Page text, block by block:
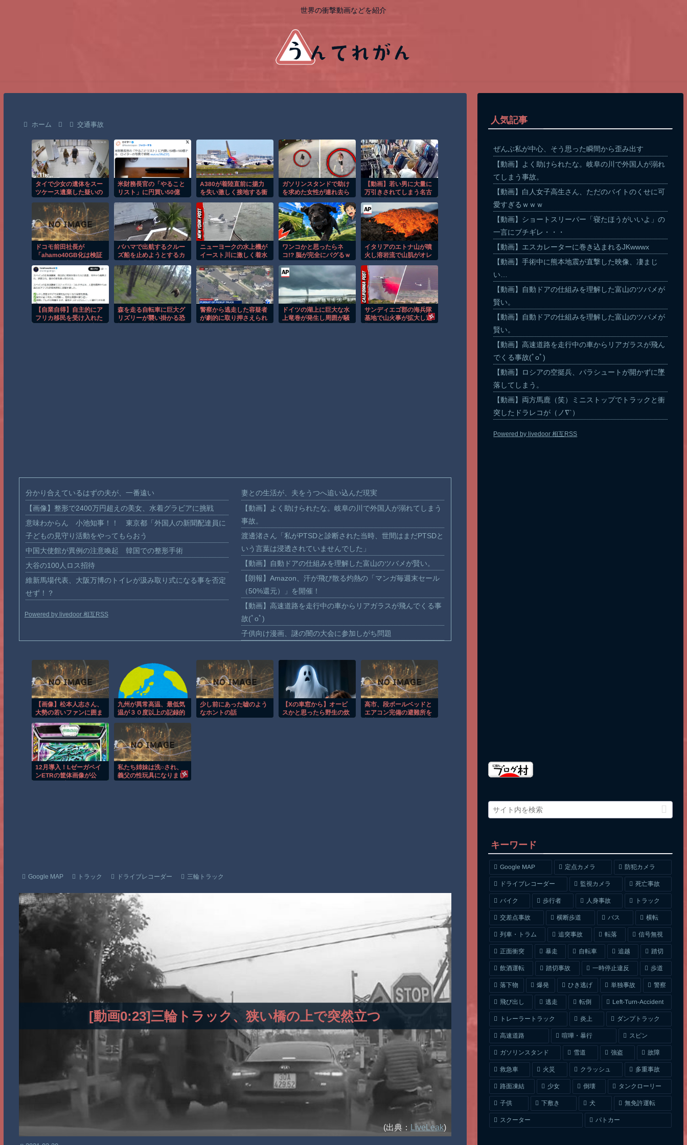
世界の衝撃動画などを紹介
ホーム 交通事故
タイで少女の遺体をスー
ツケース遺棄した疑いの
米財務長官の「やること
リスト」に円買い50億
の写真で判明
A380が着陸直前に揚力
を失い激しく接地する衝
ガソリンスタンドで助け
を求めた女性が連れ去ら
【動画】若い男に大量に
万引きされてしまう名古
ドコモ前田社長が
「ahamo40GB化は検証
の考え方にも言及
バハマで出航するクルー
ズ船を止めようとするカ
ニューヨークの水上機が
イースト川に激しく着水
ワンコかと思ったらネ
コ!? 脳が完全にバグるｗ
イタリアのエトナ山が噴
火し溶岩流で山肌がオレ
【自業自得】自主的にア
フリカ移民を受け入れた
森を走る自転車に巨大グ
リズリーが襲い掛かる恐
警察から逃走した容疑者
が劇的に取り押さえられ
ドイツの湖上に巨大な水
上竜巻が発生し周囲が騒
サンディエゴ郡の海兵隊
基地で山火事が拡大し避
分かり合えているはずの夫が、一番遠い
【画像】整形で2400万円超えの美女、水着グラビアに挑戦
意味わからん 小池知事！！ 東京都「外国人の新聞配達員に
子どもの見守り活動をやってもらおう
中国大使館が異例の注意喚起 韓国での整形手術
大谷の100人ロス招待
維新馬場代表、大阪万博のトイレが汲み取り式になる事を否定
せず！？
Powered by livedoor 相互RSS
妻との生活が、夫をうつへ追い込んだ現実
【動画】よく助けられたな。岐阜の川で外国人が溺れてしまう
事故。
渡邊渚さん「私がPTSDと診断された当時、世間はまだPTSDと
いう言葉は浸透されていませんでした」
【動画】自動ドアの仕組みを理解した富山のツバメが賢い。
【朗報】Amazon、汗が飛び散る灼熱の「マンガ毎週末セール
（50%還元）」を開催！
【動画】高速道路を走行中の車からリアガラスが飛んでくる事
故(ﾟoﾟ)
子供向け漫画、謎の闇の大会に参加しがち問題
まう。
【動画】両方馬鹿（笑）ミニストップでトラックと衝突したド
ラレコが（ノ∇`）
【朗報】大人気漫画「GANTZ」がAmazonでなんと全巻100円
ｗｗｗｗｗｗ
【画像】松本人志さん、
大勢の若いファンに囲ま
wwwwwwwwwwwwww
九州が異常高温、最低気
温が３０度以上の記録的
想 [8/5]
少し前にあった嘘のよう
なホントの話
【Xの車窓から】オービ
スかと思ったら野生の炊
高市、段ボールベッドと
エアコン完備の避難所を
12月導入！Lゼーガペイ
ンETRの筐体画像が公
私たち姉妹は洗○され、
義父の性玩具になりまし
Google MAP トラック ドライブレコーダー 三輪トラック
[動画0:23]三輪トラック、狭い橋の上で突然立つ
(出典： LiveLeak)
人気記事
ぜんぶ私が中心、そう思った瞬間から歪み出す
【動画】よく助けられたな。岐阜の川で外国人が溺れ
てしまう事故。
【動画】白人女子高生さん、ただのバイトのくせに可
愛すぎるｗｗｗ
【動画】ショートスリーパー「寝たほうがいいよ」の
一言にブチギレ・・・
【動画】エスカレーターに巻き込まれるJKwwwx
【動画】手術中に熊本地震が直撃した映像、凄まじ
い…
【動画】自動ドアの仕組みを理解した富山のツバメが
賢い。
【動画】自動ドアの仕組みを理解した富山のツバメが
賢い。
【動画】高速道路を走行中の車からリアガラスが飛ん
でくる事故(ﾟoﾟ)
【動画】ロシアの空挺兵、パラシュートが開かずに墜
落してしまう。
【動画】両方馬鹿（笑）ミニストップでトラックと衝
突したドラレコが（ノ∇`）
Powered by livedoor 相互RSS
キーワード
Google MAP 定点カメラ 防犯カメラ
ドライブレコーダー 監視カメラ 死亡事故
バイク 歩行者 人身事故 トラック
交差点事故 横断歩道 バス 横転
列車・トラム 追突事故 転落 信号無視
正面衝突 暴走 自転車 追越 踏切
飲酒運転 踏切事故 一時停止違反 歩道
落下物 爆発 ひき逃げ 単独事故 警察
飛び出し 逃走 転倒 Left-Turn-Accident
トレーラートラック 炎上 ダンプトラック
高速道路 喧嘩・暴行 スピン
ガソリンスタンド 雪道 強盗 故障
救急車 火災 クラッシュ 多重事故
路面凍結 少女 倒壊 タンクローリー
子供 下敷き 犬 無免許運転
スクーター パトカー